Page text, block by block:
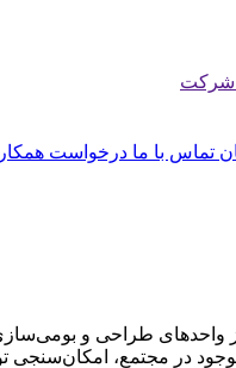
شرکت
تماس با ما درخواست
طراحی و بومی‌سازی،
در مجتمع، امکان‌سنجی